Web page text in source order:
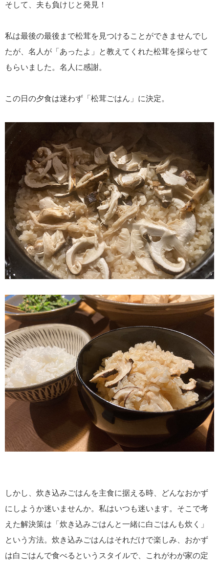
そして、夫も負けじと発見！
私は最後の最後まで松茸を見つけることができませんでし
たが、名人が「あったよ」と教えてくれた松茸を採らせて
もらいました。名人に感謝。
この日の夕食は迷わず「松茸ごはん」に決定。
しかし、炊き込みごはんを主食に据える時、どんなおかず
にしようか迷いませんか。私はいつも迷います。そこで考
えた解決策は「炊き込みごはんと一緒に白ごはんも炊く」
という方法。炊き込みごはんはそれだけで楽しみ、おかず
は白ごはんで食べるというスタイルで、これがわが家の定